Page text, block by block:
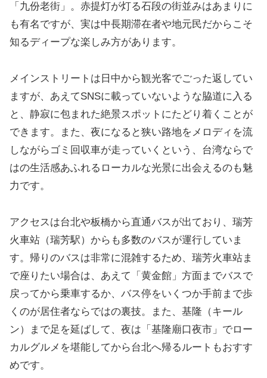
「九份老街」。赤提灯が灯る石段の街並みはあまりに
も有名ですが、実は中長期滞在者や地元民だからこそ
知るディープな楽しみ方があります。
メインストリートは日中から観光客でごった返してい
ますが、あえてSNSに載っていないような脇道に入る
と、静寂に包まれた絶景スポットにたどり着くことが
できます。また、夜になると狭い路地をメロディを流
しながらゴミ回収車が走っていくという、台湾ならで
はの生活感あふれるローカルな光景に出会えるのも魅
力です。
アクセスは台北や板橋から直通バスが出ており、瑞芳
火車站（瑞芳駅）からも多数のバスが運行していま
す。帰りのバスは非常に混雑するため、瑞芳火車站ま
で座りたい場合は、あえて「黄金館」方面までバスで
戻ってから乗車するか、バス停をいくつか手前まで歩
くのが居住者ならではの裏技。また、基隆（キール
ン）まで足を延ばして、夜は「基隆廟口夜市」でロー
カルグルメを堪能してから台北へ帰るルートもおすす
めです。